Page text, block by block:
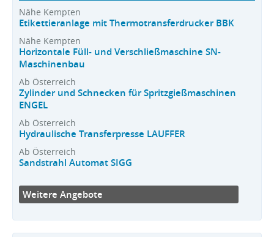
Nähe Kempten
Etikettieranlage mit Thermotransferdrucker BBK
Nähe Kempten
Horizontale Füll- und Verschließmaschine SN-
Maschinenbau
Ab Österreich
Zylinder und Schnecken für Spritzgießmaschinen
ENGEL
Ab Österreich
Hydraulische Transferpresse LAUFFER
Ab Österreich
Sandstrahl Automat SIGG
Weitere Angebote